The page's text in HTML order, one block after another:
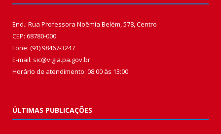
End.: Rua Professora Noêmia Belém, 578, Centro
CEP: 68780-000
Fone: (91) 98467-3247
E-mail: sic@vigia.pa.gov.br
Horário de atendimento: 08:00 às 13:00
ÚLTIMAS PUBLICAÇÕES